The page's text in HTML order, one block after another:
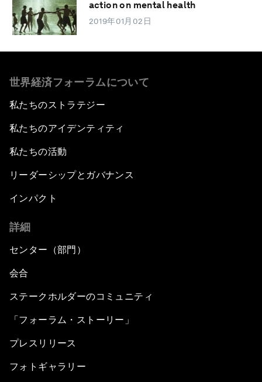
action on mental health
2019年01月02日
世界経済フォーラムについて
私たちのストラテジー
私たちのアイデンティティ
私たちの活動
リーダーシップとガバナンス
インパクト
詳細
センター（部門）
会合
ステークホルダーのコミュニティ
「フォーラム・ストーリー」
プレスリリース
フォトギャラリー